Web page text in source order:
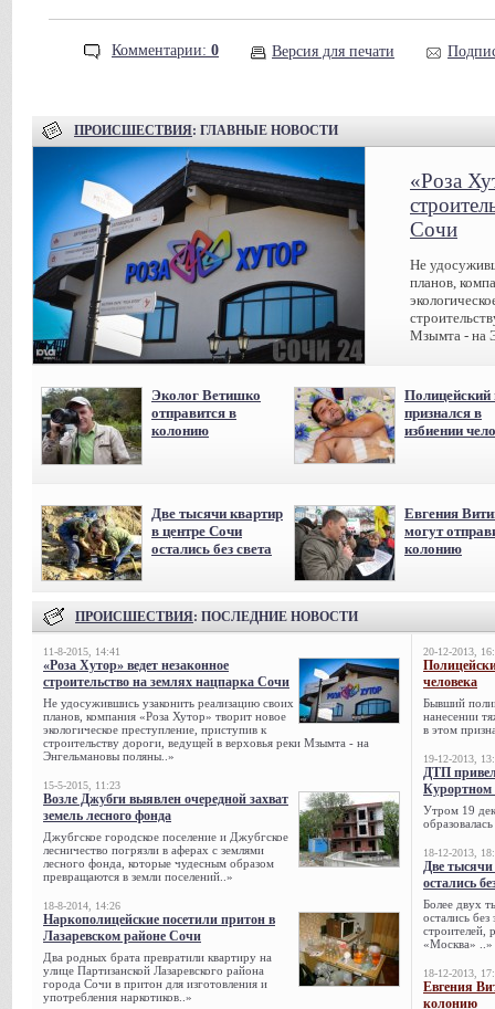
Комментарии: 0 Версия для печати
ПРОИСШЕСТВИЯ: ГЛАВНЫЕ НОВОСТИ
«Роза
Сочи
Не
планов,
Мзымта - на
Эколог Ветишко
отправится в
колонию
Полицейский
признался в
избиении
Две тысячи квартир
в центре Сочи
остались без света
Евгения
могут
колонию
ПРОИСШЕСТВИЯ: ПОСЛЕДНИЕ НОВОСТИ
11-8-2015, 14:41
«Роза Хутор» ведет незаконное
строительство на землях нацпарка Сочи
Не удосужившись узаконить реализацию своих
планов, компания «Роза Хутор» творит новое
экологическое преступление, приступив к
строительству дороги, ведущей в верховья реки Мзымта - на
Энгельмановы поляны..»
15-5-2015, 11:23
Возле Джубги выявлен очередной захват
земель лесного фонда
Джубгское городское поселение и Джубгское
лесничество погрязли в аферах с землями
лесного фонда, которые чудесным образом
превращаются в земли поселений..»
18-8-2014, 14:26
Наркополицейские посетили притон в
Лазаревском районе Сочи
Два родных брата превратили квартиру на
улице Партизанской Лазаревского района
города Сочи в притон для изготовления и
употребления наркотиков..»
20-12-2013,
человека
Бывший
нанесении
в этом
19-12-2013,
ДТП
Курортном
Утром 19
18-12-2013,
Две
остались
Более двух
остались
строителей,
«Москва» ..»
18-12-2013,
Евгения
колонию